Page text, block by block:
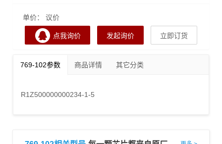
单价： 议价
点我询价 发起询价 立即订货
769-102参数 商品详情 其它分类
R1Z500000000234-1-5